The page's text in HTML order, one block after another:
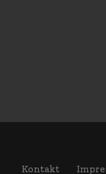
Kontakt